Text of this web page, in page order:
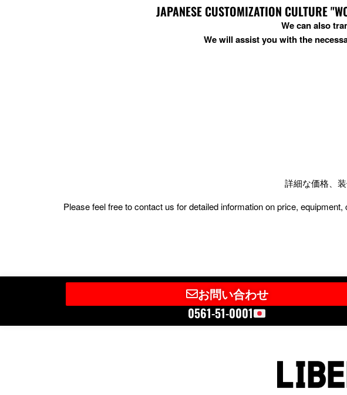
JAPANESE CUSTOMIZATION CULTURE
We can also
We will assist you with the
詳細な価格、
Please feel free to contact us for detailed information on price,
お問い合わせ
0561-51-0001